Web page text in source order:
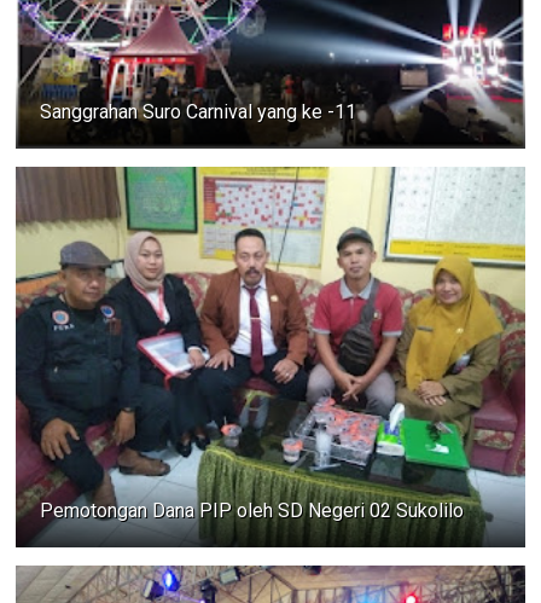
Sanggrahan Suro Carnival yang ke -11
Pemotongan Dana PIP oleh SD Negeri 02 Sukolilo